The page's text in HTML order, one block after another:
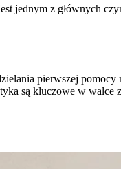
jednym z głównych
pierwszej
są kluczowe w walce